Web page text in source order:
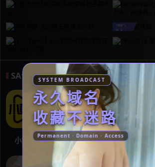
SA合作伙伴 关注我们众多的合作伙伴
小黄片 海角社区
SYSTEM BROADCAST
永久域名
收藏不迷路
Permanent · Domain · Access